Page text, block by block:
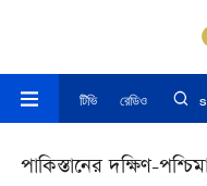
টিভি রেডিও
পাকিস্তানের দক্ষিণ-